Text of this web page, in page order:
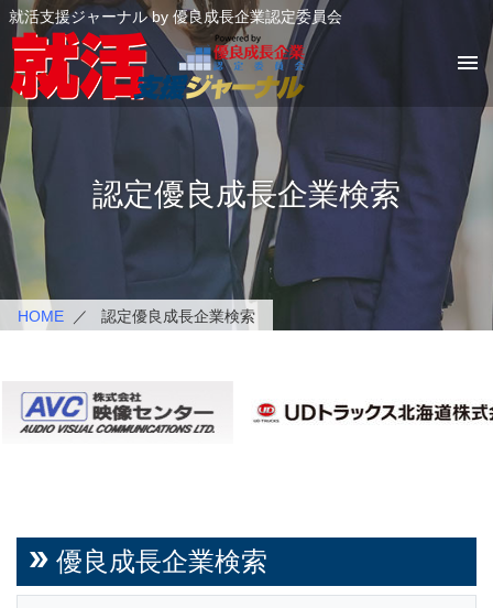
就活支援ジャーナル by 優良成長企業認定委員会
menu
認定優良成長企業検索
HOME 認定優良成長企業検索
double_arrow 優良成長企業検索